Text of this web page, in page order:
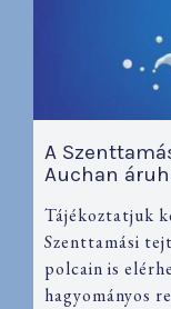
A
Auchan
Tájékoztatjuk
Szenttamási
polcain is
hagyományos